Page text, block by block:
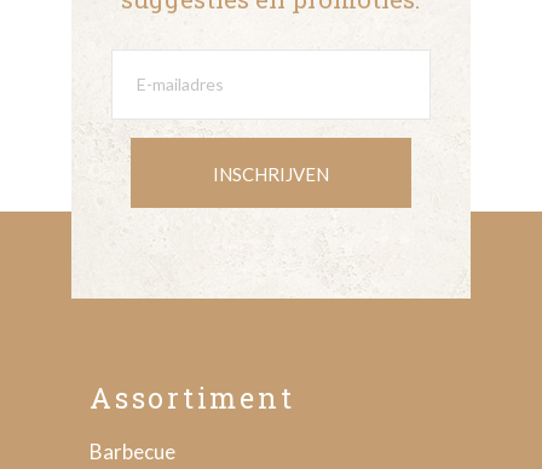
INSCHRIJVEN
Assortiment
Barbecue